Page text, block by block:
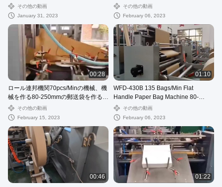
WFD-330
その他の動画
January 31, 2023
Speedその他の動画
February 06, 2023
00:28
ロール連邦機関70pcs/Minの機械、機
械を作る80-250mmの郵送袋を作るペ
ーパー急使袋
その他の動画
February 15, 2023
01:10
WFD-430B 135 Bags/Min Flat
Handle Paper Bag Machine 80-
200mm Roll Fed Square Bottom
その他の動画
February 06, 2023
00:46
01:22